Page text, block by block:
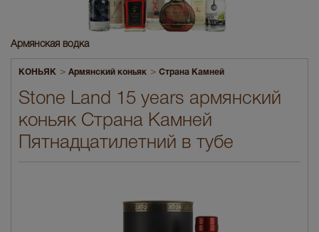
КОНЬЯК > Армянский коньяк > Страна Камней
Stone Land 15 years армянский
коньяк Страна Камней
Пятнадцатилетний в тубе
Армянская водка